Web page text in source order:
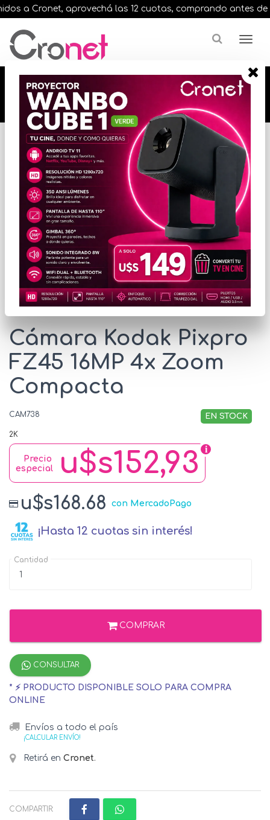
a Cronet, aprovechá las 12 cuotas, comprando antes de
🔥🔥🔥 12 cuotas, en todos nuestros artículos,
comprando antes de las 13 hrs. envíos en el
día 🔥🔥🔥
Inicio VIDEO CAMARAS DIGITALES
* Las imágenes se exhiben con fines ilustrativos.
Cámara Kodak Pixpro
FZ45 16MP 4x Zoom
Compacta
CAM738 EN STOCK
2K
u$s152,93
Precio
especial
u$s168.68 con MercadoPago
¡Hasta 12 cuotas sin interés!
Cantidad
COMPRAR
CONSULTAR
* ⚡ PRODUCTO DISPONIBLE SOLO PARA COMPRA
ONLINE
Envíos a todo el país
¡CALCULAR ENVÍO!
Retirá en Cronet.
COMPARTIR: